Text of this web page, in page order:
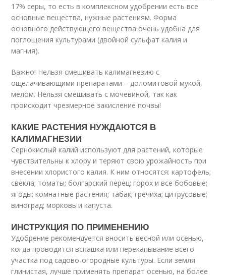
17% серы, то есть в комплексном удобрении есть все
основные вещества, нужные растениям. Форма
основного действующего вещества очень удобна для
поглощения культурами (двойной сульфат калия и
магния).
Важно! Нельзя смешивать калимагнезию с
ощелачивающими препаратами – доломитовой мукой,
мелом. Нельзя смешивать с мочевиной, так как
происходит чрезмерное закисление почвы!
КАКИЕ РАСТЕНИЯ НУЖДАЮТСЯ В
КАЛИМАГНЕЗИИ
Сернокислый калий используют для растений, которые
чувствительны к хлору и теряют свою урожайность при
внесении хлористого калия. К ним относятся: картофель;
свекла; томаты; болгарский перец; горох и все бобовые;
ягоды; комнатные растения; табак; гречиха; цитрусовые;
виноград; морковь и капуста.
ИНСТРУКЦИЯ ПО ПРИМЕНЕНИЮ
Удобрение рекомендуется вносить весной или осенью,
когда проводится вспашка или перекапывание всего
участка под садово-огородные культуры. Если земля
глинистая, лучше применять препарат осенью, на более